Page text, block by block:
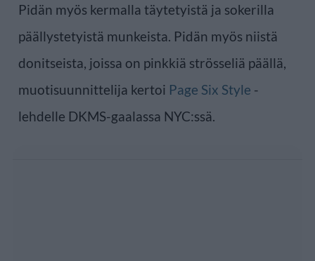
Pidän myös kermalla täytetyistä ja sokerilla
päällystetyistä munkeista. Pidän myös niistä
donitseista, joissa on pinkkiä strösseliä päällä,
muotisuunnittelija kertoi Page Six Style -
lehdelle DKMS-gaalassa NYC:ssä.